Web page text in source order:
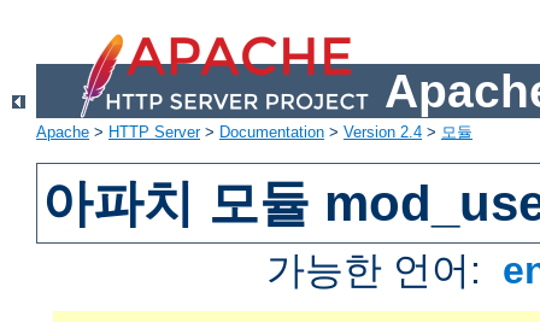
Apache > HTTP Server> Documentation > Version 2.4 > 모듈
아파치 모듈
가능한 언어: